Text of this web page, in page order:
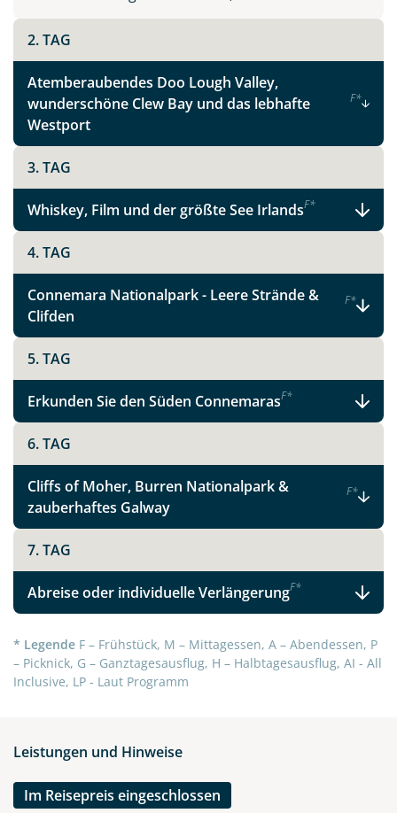
Instagram
WhatsApp
Telegram
per E-Mail senden
Link kopieren
2. TAG
Atemberaubendes Doo Lough Valley,
wunderschöne Clew Bay und das lebhafte
Westport
F*
3. TAG
Whiskey, Film und der größte See IrlandsF*
4. TAG
Connemara Nationalpark - Leere Strände &
Clifden
F*
5. TAG
Erkunden Sie den Süden ConnemarasF*
6. TAG
Cliffs of Moher, Burren Nationalpark &
zauberhaftes Galway
F*
7. TAG
Abreise oder individuelle VerlängerungF*
* Legende F – Frühstück, M – Mittagessen, A – Abendessen, P
– Picknick, G – Ganztagesausflug, H – Halbtagesausflug, AI - All
Inclusive, LP - Laut Programm
Leistungen und Hinweise
Im Reisepreis eingeschlossen